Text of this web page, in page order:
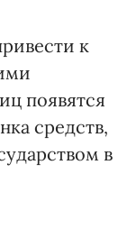
к
появятся
средств,
в